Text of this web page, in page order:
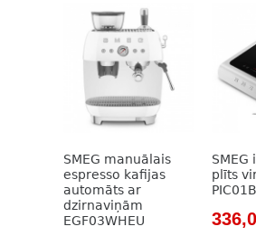
SMEG manuālais
espresso kafijas
automāts ar
dzirnaviņām
EGF03WHEU
SMEG
plīts